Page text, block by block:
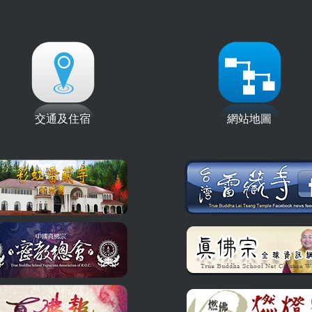
交通及住宿 網站地圖